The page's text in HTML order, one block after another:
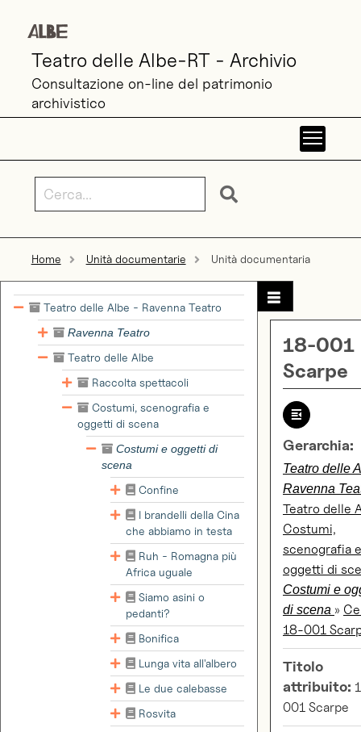
Teatro delle Albe-RT - Archivio
Consultazione on-line del patrimonio
archivistico
Home Unità documentarie Unità documentaria
Teatro delle Albe - Ravenna Teatro
Ravenna Teatro
Teatro delle Albe
Raccolta spettacoli
Costumi, scenografia e
oggetti di scena
Costumi e oggetti di
scena
Confine
I brandelli della Cina
che abbiamo in testa
Ruh - Romagna più
Africa uguale
Siamo asini o
pedanti?
Bonifica
Lunga vita all'albero
Le due calebasse
Rosvita
18-001
Scarpe
Gerarchia:
Teatro delle
Ravenna
Teatro delle
Costumi,
scenografia e
oggetti di
Costumi e
di scena »
18-001
Titolo
attribuito:
001 Scarpe